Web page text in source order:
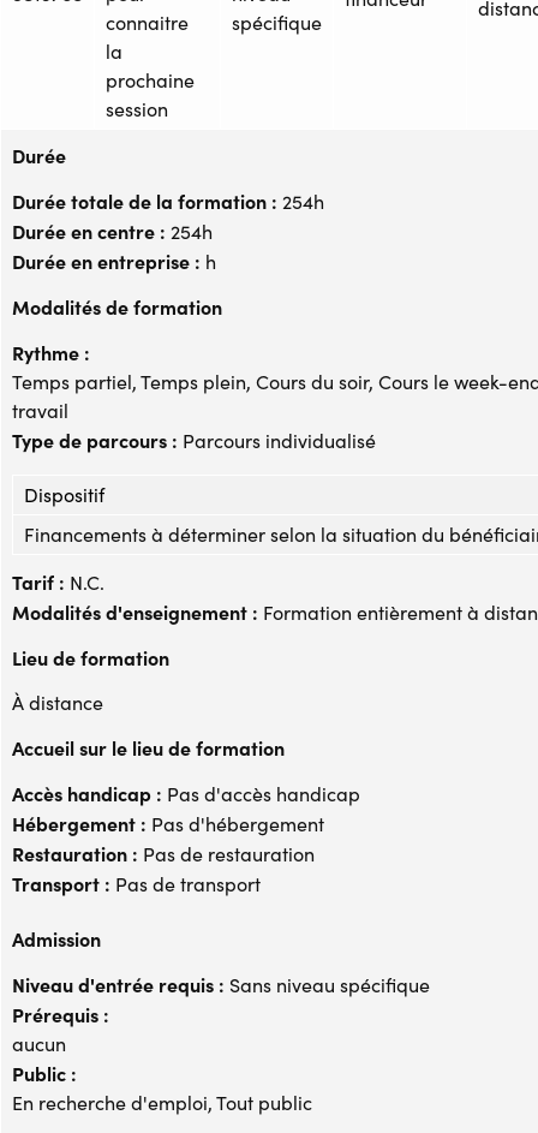
connaitre
la
prochaine
session
spécifique
Durée
Durée totale de la formation : 254h
Durée en centre : 254h
Durée en entreprise : h
Modalités de formation
Rythme :
Temps partiel, Temps plein, Cours du soir, Cours le week-
travail
Type de parcours : Parcours individualisé
Dispositif
Financements à déterminer selon la situation du
Tarif : N.C.
Modalités d'enseignement : Formation entièrement à
Lieu de formation
À distance
Accueil sur le lieu de formation
Accès handicap : Pas d'accès handicap
Hébergement : Pas d'hébergement
Restauration : Pas de restauration
Transport : Pas de transport
Admission
Niveau d'entrée requis : Sans niveau spécifique
Prérequis :
aucun
Public :
En recherche d'emploi, Tout public